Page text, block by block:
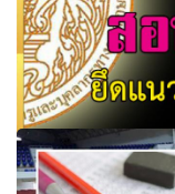
บอร์ดก.ค.ศ.เห็นชอ